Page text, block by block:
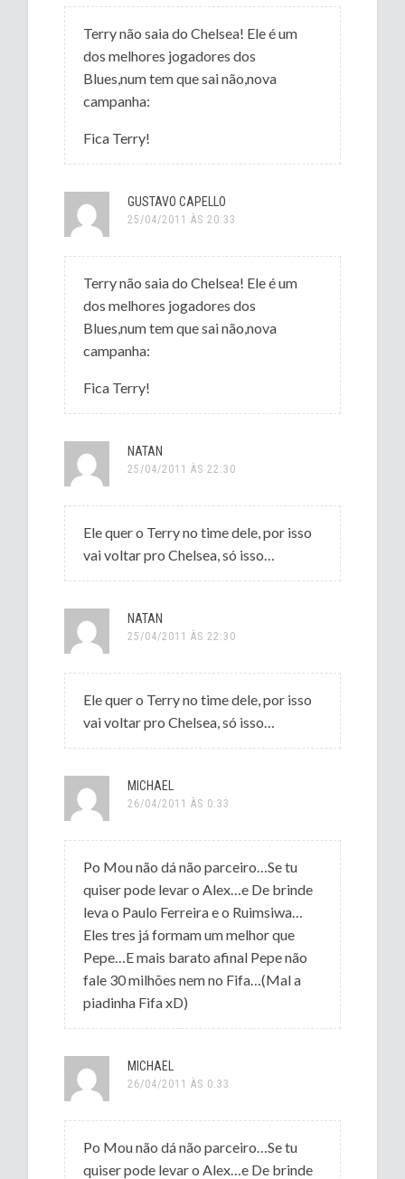
Terry não saia do Chelsea! Ele é um
dos melhores jogadores dos
Blues,num tem que sai não,nova
campanha:
Fica Terry!
GUSTAVO CAPELLO
25/04/2011 ÀS 20:33
Terry não saia do Chelsea! Ele é um
dos melhores jogadores dos
Blues,num tem que sai não,nova
campanha:
Fica Terry!
NATAN
25/04/2011 ÀS 22:30
Ele quer o Terry no time dele, por isso
vai voltar pro Chelsea, só isso…
NATAN
25/04/2011 ÀS 22:30
Ele quer o Terry no time dele, por isso
vai voltar pro Chelsea, só isso…
MICHAEL
26/04/2011 ÀS 0:33
Po Mou não dá não parceiro…Se tu
quiser pode levar o Alex…e De brinde
leva o Paulo Ferreira e o Ruimsiwa…
Eles tres já formam um melhor que
Pepe…E mais barato afinal Pepe não
fale 30 milhões nem no Fifa…(Mal a
piadinha Fifa xD)
MICHAEL
26/04/2011 ÀS 0:33
Po Mou não dá não parceiro…Se tu
quiser pode levar o Alex…e De brinde